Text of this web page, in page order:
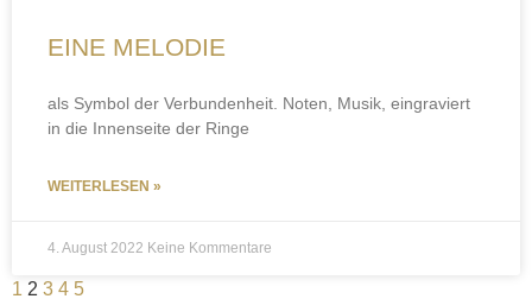
EINE MELODIE
als Symbol der Verbundenheit. Noten, Musik, eingraviert
in die Innenseite der Ringe
WEITERLESEN »
4. August 2022 Keine Kommentare
1 2 3 4 5